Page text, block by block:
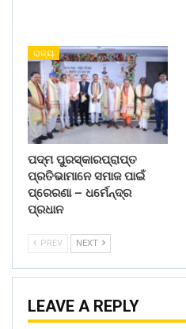
ରାଜ୍ୟ
ପଦ୍ମ ପୁରସ୍କାରପ୍ରାପ୍ତ
ପ୍ରତିଭାମାନେ ସମାଜ ପାଇଁ
ପ୍ରେରଣା – ଧର୍ମେନ୍ଦ୍ର
ପ୍ରଧାନ
PREV NEXT
LEAVE A REPLY